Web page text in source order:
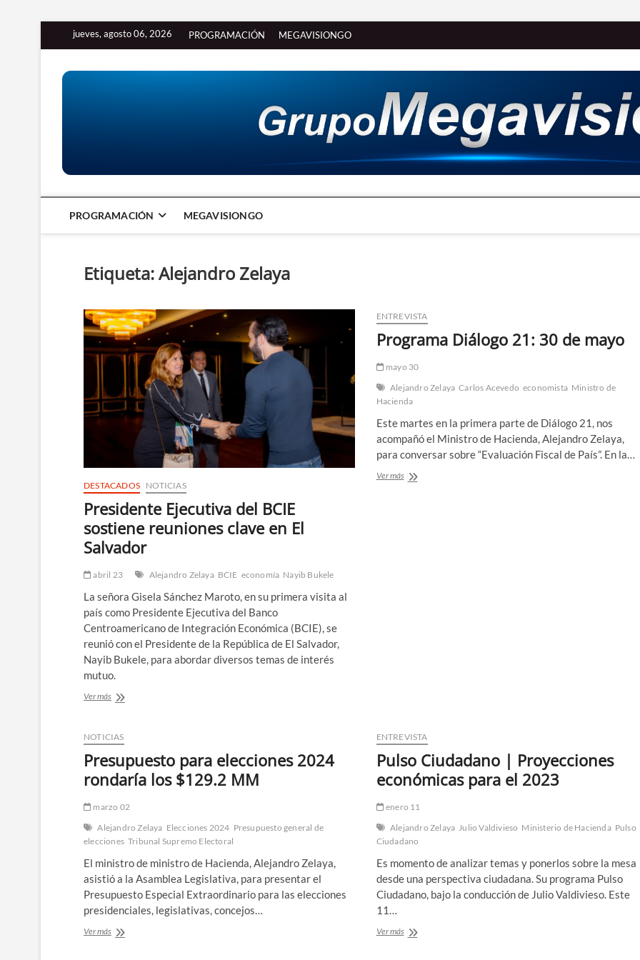
jueves, agosto 06, 2026 PROGRAMACIÓN MEGAVISIONGO
PROGRAMACIÓN MEGAVISIONGO
Etiqueta:Alejandro Zelaya
DESTACADOS NOTICIAS
Presidente Ejecutiva del BCIE
sostiene reuniones clave en El
Salvador
abril 23 Alejandro Zelaya BCIE economía Nayib Bukele
La señora Gisela Sánchez Maroto, en su primera visita al
país como Presidente Ejecutiva del Banco
Centroamericano de Integración Económica (BCIE), se
reunió con el Presidente de la República de El Salvador,
Nayib Bukele, para abordar diversos temas de interés
mutuo.
Ver másPresidente
BCIE
sostiene
reuniones
clave
en
Salvador
ENTREVISTA
Programa Diálogo 21: 30 de mayo
mayo 30
Alejandro Zelaya Carlos Acevedo economista Ministro de
Hacienda
Este martes en la primera parte de Diálogo 21, nos
acompañó el Ministro de Hacienda, Alejandro Zelaya,
para conversar sobre “Evaluación Fiscal de País”. En la…
Ver másPrograma
NOTICIAS
Presupuesto para elecciones 2024
rondaría los $129.2 MM
marzo 02
Alejandro Zelaya Elecciones 2024 Presupuesto general de
elecciones Tribunal Supremo Electoral
El ministro de ministro de Hacienda, Alejandro Zelaya,
asistió a la Asamblea Legislativa, para presentar el
Presupuesto Especial Extraordinario para las elecciones
presidenciales, legislativas, concejos…
Ver másPresupuesto
ENTREVISTA
Pulso Ciudadano | Proyecciones
económicas para el 2023
enero 11
Alejandro Zelaya Julio Valdivieso Ministerio de Hacienda Pulso
Ciudadano
Es momento de analizar temas y ponerlos sobre la mesa
desde una perspectiva ciudadana. Su programa Pulso
Ciudadano, bajo la conducción de Julio Valdivieso. Este
11…
Ver másPulso